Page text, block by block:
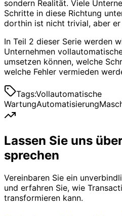
sondern Realität. Viele
Schritte in diese Richtung
dorthin ist nicht trivial, aber er
In Teil 2 dieser Serie werden
Unternehmen
umsetzen können, welche
welche Fehler vermieden
Tags:Vollautomatische
WartungAutomatisierung
Lassen Sie uns
sprechen
Vereinbaren Sie ein
und erfahren Sie, wie
transformieren kann.